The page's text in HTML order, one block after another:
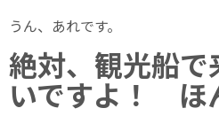
うん、あれです。
絶対、観光船で
いですよ！ ほ